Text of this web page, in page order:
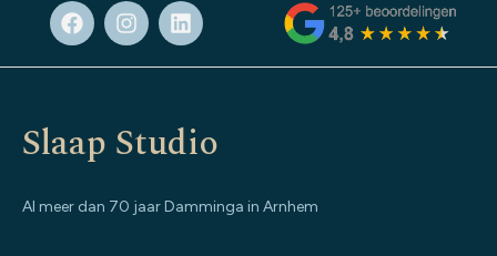
Slaap Studio
Al meer dan 70 jaar Damminga in Arnhem